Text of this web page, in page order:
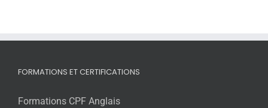
FORMATIONS ET CERTIFICATIONS
Formations CPF Anglais